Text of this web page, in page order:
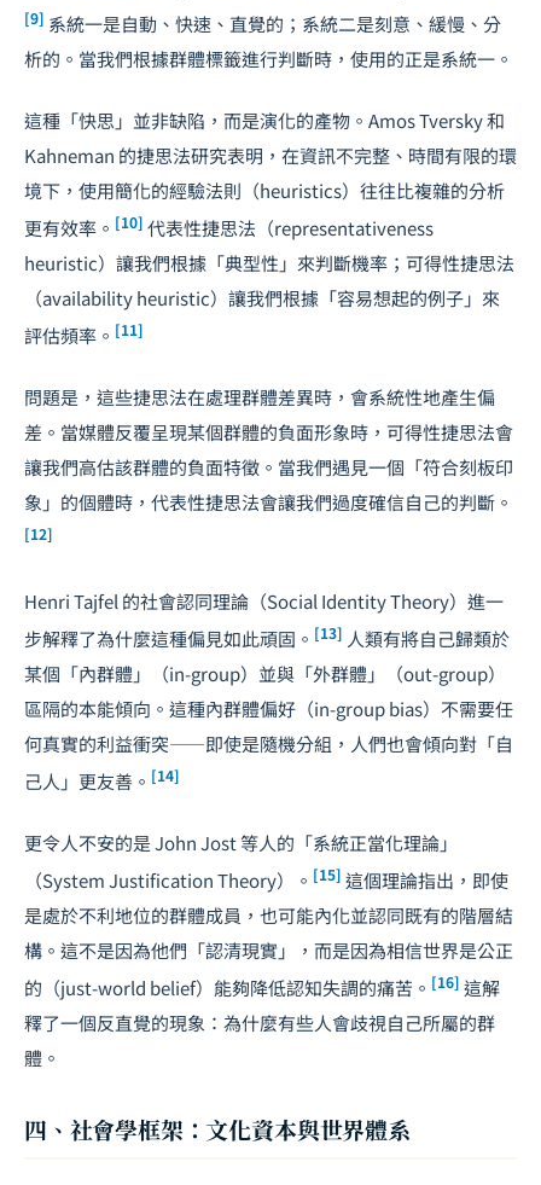
[9] 系統一是自動、快速、直覺的；系統二是刻意、緩慢、分
析的。當我們根據群體標籤進行判斷時，使用的正是系統一。
這種「快思」並非缺陷，而是演化的產物。Amos Tversky 和
Kahneman 的捷思法研究表明，在資訊不完整、時間有限的環
境下，使用簡化的經驗法則（heuristics）往往比複雜的分析
更有效率。 [10] 代表性捷思法（representativeness
heuristic）讓我們根據「典型性」來判斷機率；可得性捷思法
（availability heuristic）讓我們根據「容易想起的例子」來
評估頻率。 [11]
問題是，這些捷思法在處理群體差異時，會系統性地產生偏
差。當媒體反覆呈現某個群體的負面形象時，可得性捷思法會
讓我們高估該群體的負面特徵。當我們遇見一個「符合刻板印
象」的個體時，代表性捷思法會讓我們過度確信自己的判斷。
[12]
Henri Tajfel 的社會認同理論（Social Identity Theory）進一
步解釋了為什麼這種偏見如此頑固。 [13] 人類有將自己歸類於
某個「內群體」（in-group）並與「外群體」（out-group）
區隔的本能傾向。這種內群體偏好（in-group bias）不需要任
何真實的利益衝突——即使是隨機分組，人們也會傾向對「自
己人」更友善。 [14]
更令人不安的是 John Jost 等人的「系統正當化理論」
（System Justification Theory）。 [15] 這個理論指出，即使
是處於不利地位的群體成員，也可能內化並認同既有的階層結
構。這不是因為他們「認清現實」，而是因為相信世界是公正
的（just-world belief）能夠降低認知失調的痛苦。 [16] 這解
釋了一個反直覺的現象：為什麼有些人會歧視自己所屬的群
體。
四、社會學框架：文化資本與世界體系